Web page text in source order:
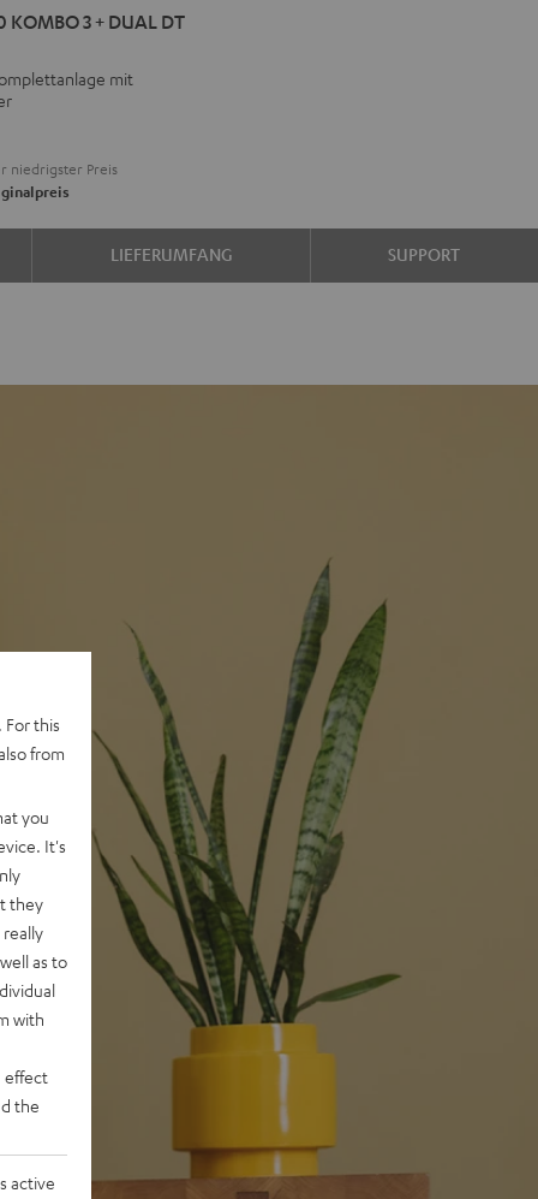
KOMBO 3 + DUAL DT
mit
niedrigster Preis
LIEFERUMFANG SUPPORT
this
from
you
It's
they
as to
with
effect
the
active